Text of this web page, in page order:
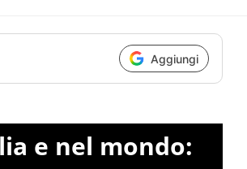
Aggiungi
e nel mondo: